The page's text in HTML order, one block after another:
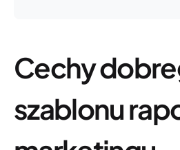
Cechy
szablonu